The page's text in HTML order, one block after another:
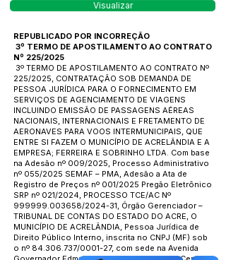
Visualizar
REPUBLICADO POR INCORREÇÃO
3º TERMO DE APOSTILAMENTO AO CONTRATO
Nº 225/2025
3º TERMO DE APOSTILAMENTO AO CONTRATO Nº
225/2025, CONTRATAÇÃO SOB DEMANDA DE
PESSOA JURÍDICA PARA O FORNECIMENTO EM
SERVIÇOS DE AGENCIAMENTO DE VIAGENS
INCLUINDO EMISSÃO DE PASSAGENS AÉREAS
NACIONAIS, INTERNACIONAIS E FRETAMENTO DE
AERONAVES PARA VOOS INTERMUNICIPAIS, QUE
ENTRE SI FAZEM O MUNICÍPIO DE ACRELÂNDIA E A
EMPRESA; FERREIRA E SOBRINHO LTDA. Com base
na Adesão nº 009/2025, Processo Administrativo
nº 055/2025 SEMAF – PMA, Adesão a Ata de
Registro de Preços nº 001/2025 Pregão Eletrônico
SRP nº 021/2024, PROCESSO TCE/AC Nº
999999.003658/2024-31, Órgão Gerenciador –
TRIBUNAL DE CONTAS DO ESTADO DO ACRE, O
MUNICÍPIO DE ACRELÂNDIA, Pessoa Jurídica de
Direito Público Interno, inscrita no CNPJ (MF) sob
o nº 84.306.737/0001-27, com sede na Avenida